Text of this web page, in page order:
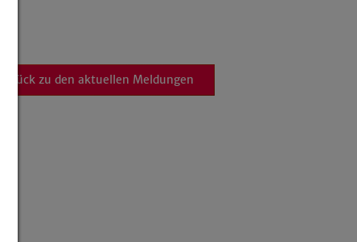
zurück zu den aktuellen Meldungen